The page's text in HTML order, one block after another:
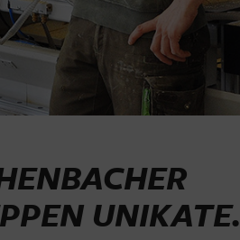
UNIKATE.